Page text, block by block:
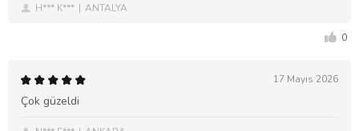
H*** K*** ANTALYA
0
17 Mayıs 2026
Çok güzeldi